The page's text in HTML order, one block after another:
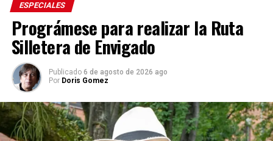
ESPECIALES
Prográmese para realizar la Ruta
Silletera de Envigado
Publicado 6 de agosto de 2026 ago
Por Doris Gomez